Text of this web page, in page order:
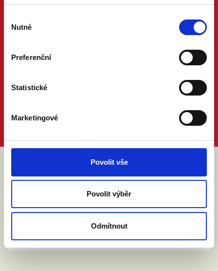
souhlasu
Nutné
Preferenční
Statistické
Marketingové
Povolit vše
Povolit výběr
Odmítnout
ABY VÁM O MANŽELSTVÍ NIC
NEUNIKLO